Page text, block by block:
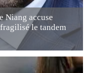
Niang accuse
le tandem